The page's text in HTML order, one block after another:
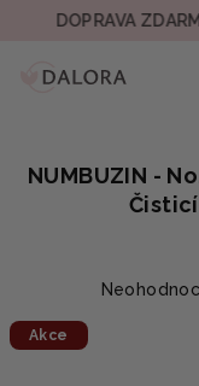
ZDARMA JIŽ
NUMBUZIN -
Průměrné
Akce